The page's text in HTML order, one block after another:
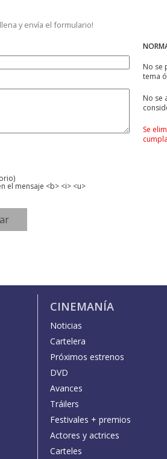
y envía el formulario!
No se
tema
No se
Se
el mensaje <b> <i> <u>
CINEMANÍA
Noticias
Cartelera
Próximos estrenos
DVD
Avances
Tráilers
Festivales + premios
Actores y actrices
Carteles